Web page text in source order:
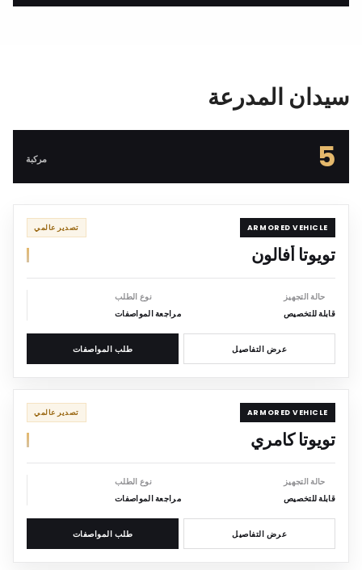
سيدان المدرعة
5 مركبة
ARMORED ARMORED VEHICLE تصدير عالمي
تويوتا أفالون
حالة التجهيز
قابلة للتخصيص
نوع الطلب
مراجعة المواصفات
عرض التفاصيل طلب المواصفات
ARMORED ARMORED VEHICLE تصدير عالمي
تويوتا كامري
حالة التجهيز
قابلة للتخصيص
نوع الطلب
مراجعة المواصفات
عرض التفاصيل طلب المواصفات